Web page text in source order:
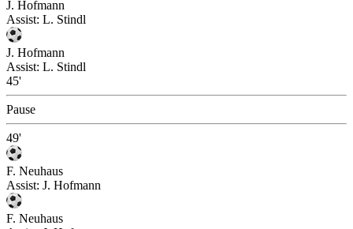
J. Hofmann
Assist: L. Stindl
J. Hofmann
Assist: L. Stindl
45'
Pause
49'
F. Neuhaus
Assist: J. Hofmann
F. Neuhaus